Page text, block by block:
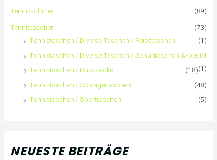
c
h
Tennisschuhe
(89)
Tennistaschen
(73)
Tennistaschen / Diverse Taschen / Reisetaschen
(1)
Tennistaschen / Diverse Taschen / Schuhtaschen & -beutel
(1)
Tennistaschen / Rucksäcke
(18)
Tennistaschen / Schlägertaschen
(48)
Tennistaschen / Sporttaschen
(5)
NEUESTE BEITRÄGE